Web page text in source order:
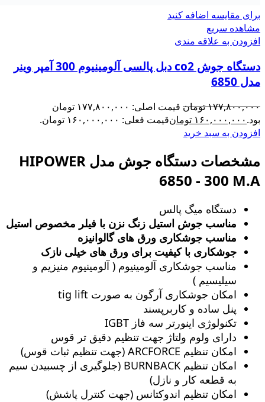
برای مقایسه اضافه کنید
مشاهده سریع
افزودن به علاقه مندی
دستگاه جوش co2 دبل پالسی آلومینیوم 300 آمپر وینر
مدل 6850
۱۷۷,۸۰۰,۰۰۰تومان
قیمت اصلی: ۱۷۷,۸۰۰,۰۰۰ تومان
بود.۱۶۰,۰۰۰,۰۰۰ تومانقیمت فعلی: ۱۶۰,۰۰۰,۰۰۰ تومان.
افزودن به سبد خرید
مشخصات دستگاه جوش مدل HIPOWER
6850 - 300 M.A
دستگاه میگ پالس
مناسب جوش استیل زنگ‌ نزن با فیلر مخصوص استیل
مناسب جوشکاری ورق های گالوانیزه
جوشکاری با کیفیت برای ورق های خیلی نازک
مناسب جوشکاری آلومینیوم ( آلومینیوم منیزیم و
سیلیسیم )
امکان جوشکاری آرگون به صورت tig lift
پنل ساده و کاربرپسند
تکنولوژی اینورتر سه فاز IGBT
دارای ولوم ولتاژ جهت تنظیم دقیق تر قوس
امکان تنظیم ARCFORCE (جهت تنظیم ثبات قوس)
امکان تنظیم BURNBACK (جلوگیری از چسبیدن سیم
به قطعه کار و نازل)
امکان تنظیم اندوکتانس (جهت کنترل پاشش)